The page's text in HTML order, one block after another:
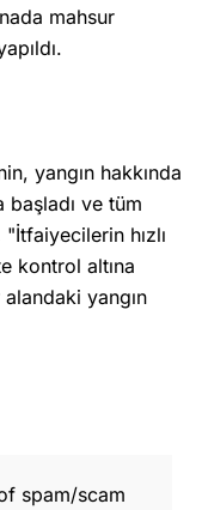
mahsur
yangın hakkında
başladı ve tüm
"İtfaiyecilerin hızlı
kontrol altına
yangın
spam/scam